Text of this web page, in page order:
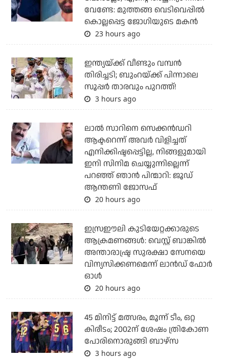
വേണ്ടേ: മുത്തങ്ങ വെടിവെപ്പില്‍
കൊല്ലപ്പെട്ട ജോഗിയുടെ മകന്‍
23 hours ago
ഇന്ത്യയ്ക്ക് വീണ്ടും വമ്പന്‍
തിരിച്ചടി; ബുംറയ്ക്ക് പിന്നാലെ
സൂപ്പര്‍ താരവും പുറത്ത്!
3 hours ago
ലാല്‍ സാറിനെ സെക്കന്‍ഡറി
ആക്ടറെന്ന് അവര്‍ വിളിച്ചത്
എനിക്കിഷ്ടപ്പെട്ടില്ല, നിങ്ങളുമായി
ഇനി സിനിമ ചെയ്യുന്നില്ലെന്ന്
പറഞ്ഞ് ഞാന്‍ പിന്മാറി: ജൂഡ്
ആന്തണി ജോസഫ്
20 hours ago
ഇസ്രഈലി കുടിയേറ്റക്കാരുടെ
ആക്രമണങ്ങള്‍: വെസ്റ്റ് ബാങ്കില്‍
അന്താരാഷ്ട്ര സുരക്ഷാ സേനയെ
വിന്യസിക്കണമെന്ന് ലാന്‍ഡ് ഫോര്‍
ഓള്‍
20 hours ago
45 മിനിട്ട് മത്സരം, മൂന്ന് ടീം, ഒറ്റ
കിരീടം; 2002ന് ശേഷം ത്രികോണ
പോരിനൊരുങ്ങി ബാഴ്‌സ
3 hours ago